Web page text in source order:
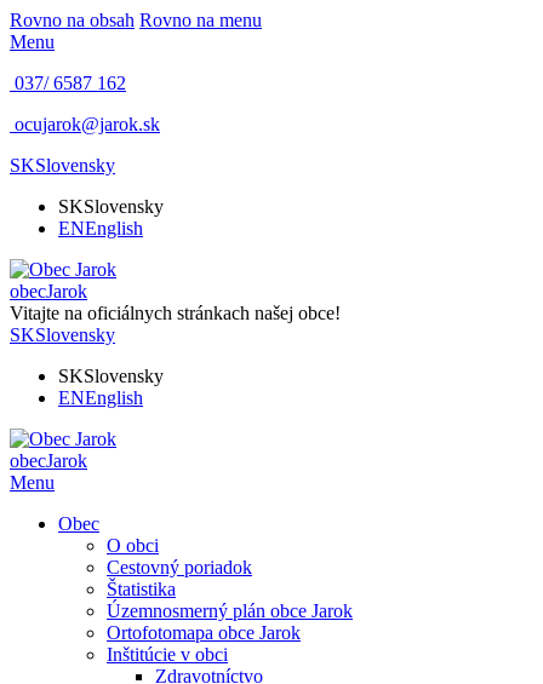
Rovno na obsah Rovno na menu
Menu
037/ 6587 162
ocujarok@jarok.sk
SKSlovensky
SKSlovensky
ENEnglish
obecJarok
Vitajte na oficiálnych stránkach našej obce!
SKSlovensky
SKSlovensky
ENEnglish
obecJarok
Menu
Obec
O obci
Cestovný poriadok
Štatistika
Územnosmerný plán obce Jarok
Ortofotomapa obce Jarok
Inštitúcie v obci
Zdravotníctvo